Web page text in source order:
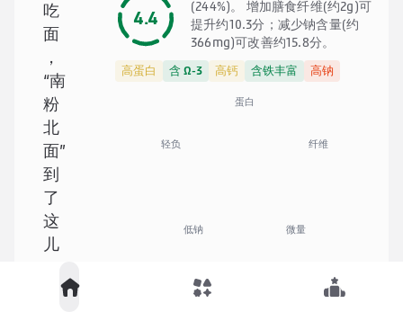
吃
面
，
“南
粉
北
面”
到
了
这
儿
4.4
(244%)。 增加膳食纤维(约2g)可
提升约10.3分；减少钠含量(约
366mg)可改善约15.8分。
高蛋白 含 Ω-3 高钙 含铁丰富 高钠
蛋白
纤维
微量
低钠
轻负